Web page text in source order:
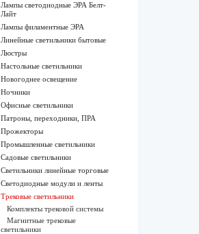
Лампы светодиодные ЭРА Белт-
Лайт
Лампы филаментные ЭРА
Линейные светильники бытовые
Люстры
Настольные светильники
Новогоднее освещение
Ночники
Офисные светильники
Патроны, переходники, ПРА
Прожекторы
Промышленные светильники
Садовые светильники
Светильники линейные торговые
Светодиодные модули и ленты
Трековые светильники
Комплекты трековой системы
Магнитные трековые
светильники